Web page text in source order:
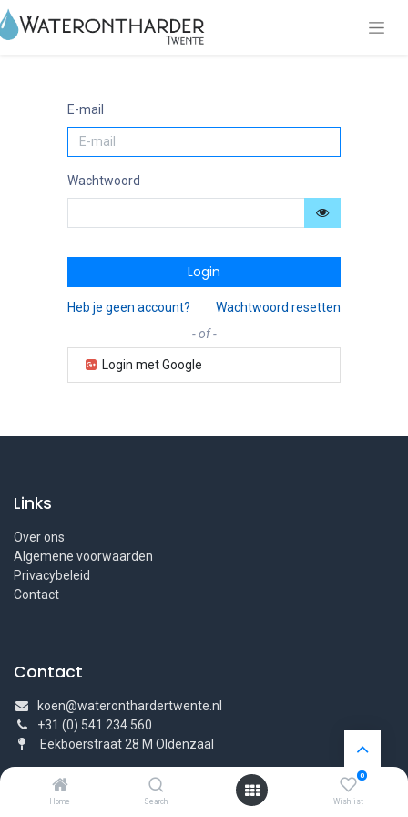
Home Search
0
Wishlist
E-mail
Wachtwoord
Login
Heb je geen account?
Wachtwoord resetten
- of -
Login met Google
Links
Over ons
Algemene voorwaarden
Privacybeleid
Contact
Contact
koen@wateronthardertwente.nl
+31 (0) 541 234 560
Eekboerstraat 28 M Oldenzaal